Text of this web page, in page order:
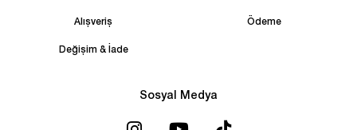
Alışveriş Ödeme
Değişim & İade
Sosyal Medya